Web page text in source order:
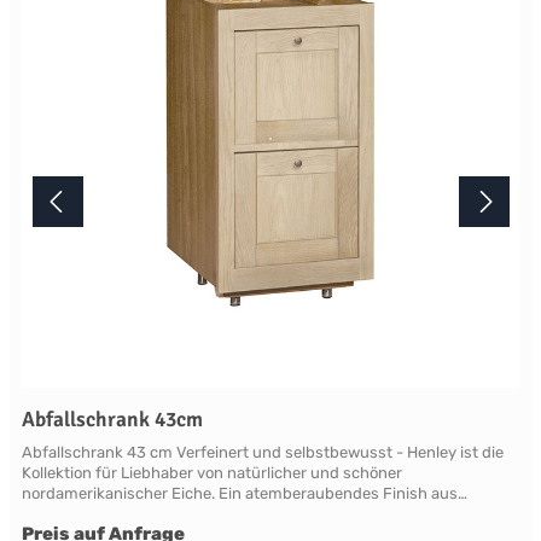
diesem Artikel beantworten wir Ihnen gerne telefonisch unter +49
2381 97372-0,per E-Mail an shop@landlord-living.de oder nach
Terminabsprache persönlich in unserem Showroom.
Abfallschrank 43cm
Abfallschrank 43 cm Verfeinert und selbstbewusst - Henley ist die
Kollektion für Liebhaber von natürlicher und schöner
nordamerikanischer Eiche. Ein atemberaubendes Finish aus
modernen Mainstream abhebt. Die Eiche ist so gut geschützt und
Preis auf Anfrage